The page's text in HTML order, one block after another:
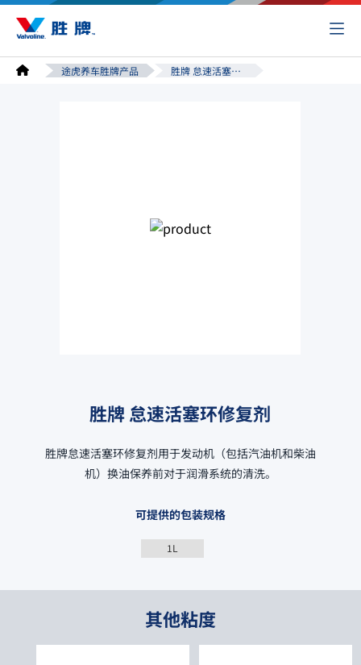
途虎养车胜牌产品 胜牌 怠速活塞环修复剂
胜牌 怠速活塞环修复剂
胜牌怠速活塞环修复剂用于发动机（包括汽油机和柴油
机）换油保养前对于润滑系统的清洗。
可提供的包装规格
1L
其他粘度